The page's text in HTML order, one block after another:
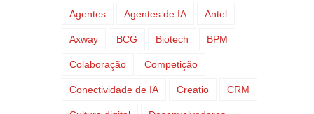
Agentes Agentes de IA Antel
Axway BCG Biotech BPM
Colaboração Competição
Conectividade de IA Creatio CRM